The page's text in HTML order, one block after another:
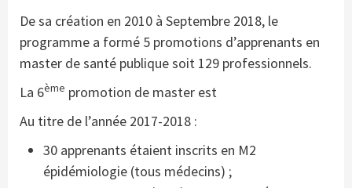
De sa création en 2010 à Septembre 2018, le
programme a formé 5 promotions d’apprenants en
master de santé publique soit 129 professionnels.
La 6ème promotion de master est
Au titre de l’année 2017-2018 :
30 apprenants étaient inscrits en M2
épidémiologie (tous médecins) ;